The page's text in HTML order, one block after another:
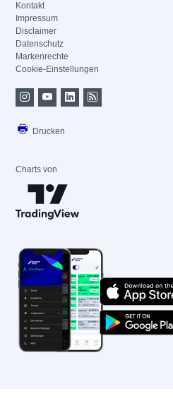
Kontakt
Impressum
Disclaimer
Datenschutz
Markenrechte
Cookie-Einstellungen
Drucken
Charts von